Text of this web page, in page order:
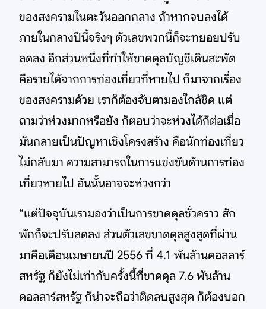
ของสงครามในตะวันออกกลาง ถ้าหากจบลงได้
ภายในกลางปีนี้จริงๆ ตัวเลขพวกนี้ก็จะทยอยปรับ
ลดลง อีกส่วนหนึ่งที่ทำให้ขาดดุลบัญชีเดินสะพัด
คือรายได้จากการท่องเที่ยวที่หายไป ก็มาจากเรื่อง
ของสงครามด้วย เราก็ต้องจับตามองใกล้ชิด แต่
ถามว่าห่วงมากหรือยัง ก็ตอบว่าจะห่วงได้ก็ต่อเมื่อ
มันกลายเป็นปัญหาเชิงโครงสร้าง คือนักท่องเที่ยว
ไม่กลับมา ความสามารถในการแข่งขันด้านการท่อง
เที่ยวหายไป อันนั้นอาจจะห่วงกว่า
“แต่ปัจจุบันเรามองว่าเป็นการขาดดุลชั่วคราว สัก
พักก็จะปรับลดลง ส่วนตัวเลขขาดดุลสูงสุดที่ผ่าน
มาคือเดือนเมษายนปี 2556 ที่ 4.1 พันล้านดอลลาร์
สหรัฐ ก็ยังไม่เท่ากับครั้งนี้ที่ขาดดุล 7.6 พันล้าน
ดอลลาร์สหรัฐ ก็น่าจะถือว่าติดลบสูงสุด ก็ต้องบอก